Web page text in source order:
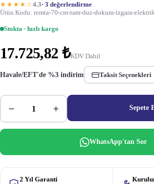
★★★★☆4.3· 3 değerlendirme
Ürün Kodu: remta-70-cm-tam-duz-dokum-izgara-
Stokta · hızlı kargo
17.725,82 ₺KDV Dahil
Havale/EFT'de %3 indirim Taksit Seçenekleri
− + Sepete
WhatsApp'tan Sor
2 Yıl Garanti